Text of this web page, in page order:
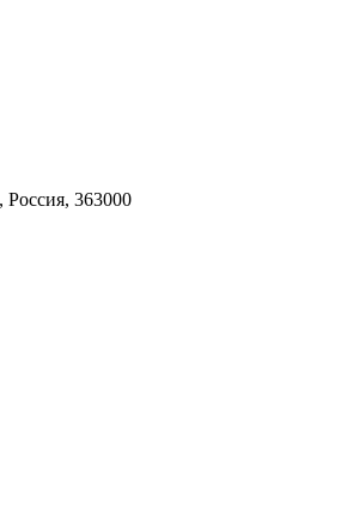
363000